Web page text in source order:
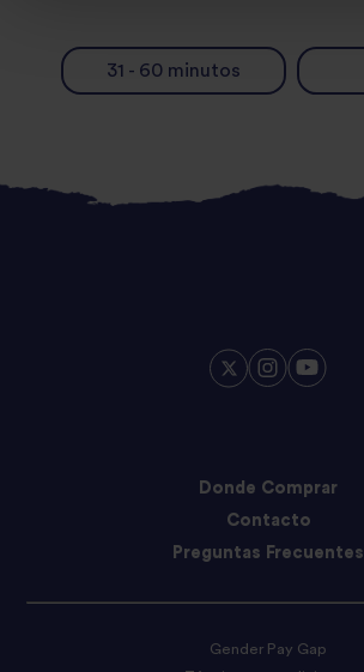
31 - 60 minutos
Donde Comprar
Contacto
Preguntas Frecuentes
Gender Pay Gap